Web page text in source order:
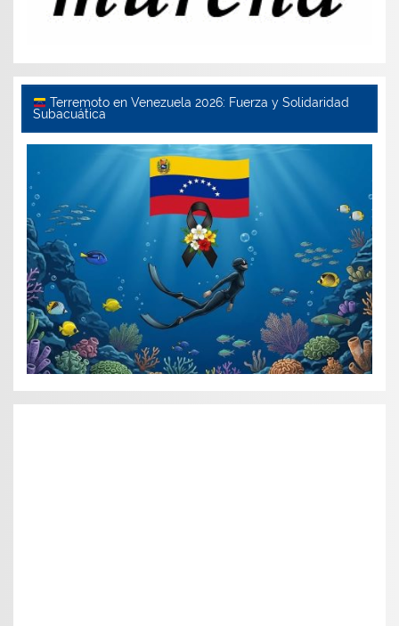
Terremoto en Venezuela 2026: Fuerza y Solidaridad
Subacuática